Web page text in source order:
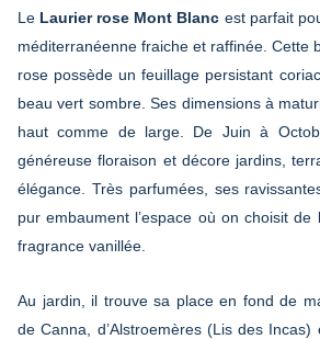
Le Laurier rose Mont Blanc est parfait
méditerranéenne fraiche et raffinée. Cette
rose possède un feuillage persistant
beau vert sombre. Ses dimensions à
haut comme de large. De Juin à
généreuse floraison et décore jardins,
élégance. Très parfumées, ses
pur embaument l’espace où on choisit de
fragrance vanillée.
Au jardin, il trouve sa place en fond de
de Canna, d’Alstroemères (Lis des Incas)